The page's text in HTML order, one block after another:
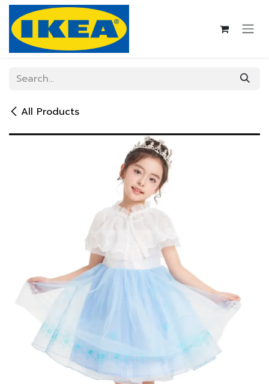
Skip to Content
All Products